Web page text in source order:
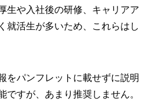
生や入社後の研修、キャリアア
就活生が多いため、これらはし
をパンフレットに載せずに説明
ですが、あまり推奨しません。